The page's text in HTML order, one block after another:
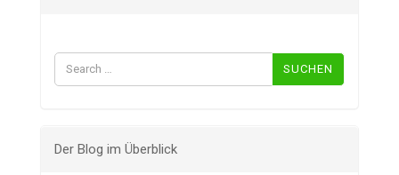
Suchen
nach:
Der Blog im Überblick